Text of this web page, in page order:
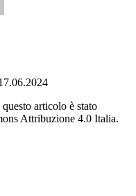
articolo è stato
Attribuzione 4.0 Italia.